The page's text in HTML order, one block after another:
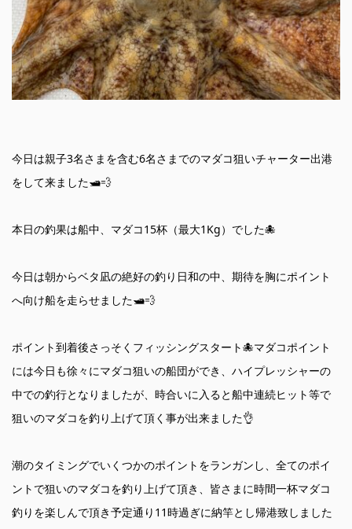
今日は親子3名さまを含む6名さまでのマダコ狙いチャーター出港
をして来ました🛥️💨
本日の釣果は船中、マダコ15杯（最大1Kg）でした🐙
今日は朝からベタ凪の絶好の釣り日和の中、期待を胸にポイント
へ向け船を走らせました🛥️💨
ポイント到着後さっそくフィッシングスタート🐙マダコポイント
には今日も徐々にマダコ狙いの船団ができ、ハイプレッシャーの
中での釣行となりましたが、時合いに入ると船中連続ヒット等で
狙いのマダコを釣り上げて頂く事が出来ました👌
潮のタイミングでいくつかのポイントをランガンし、全てのポイ
ントで狙いのマダコを釣り上げて頂き、皆さまに時間一杯マダコ
釣りを楽しんで頂き予定通り11時過ぎに納竿とし帰港致しました